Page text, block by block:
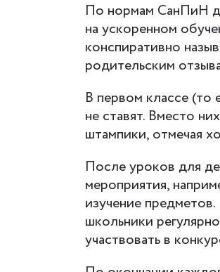
По нормам СанПиН
на ускоренном
конспиративно
родительским
В первом классе (то
не ставят. Вместо
штампики, отмечая
После уроков для
мероприятия,
изучение
школьники
участвовать в